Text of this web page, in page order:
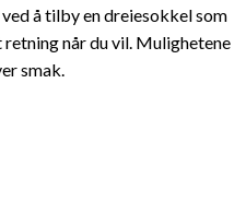
å tilby en dreiesokkel som
når du vil. Mulighetene
smak.